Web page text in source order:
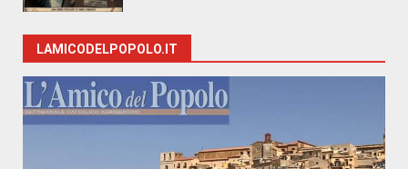
LAMICODELPOPOLO.IT